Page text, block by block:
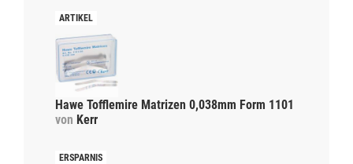
Hawe Tofflemire Matrizen 0,038mm Form 1101
von Kerr